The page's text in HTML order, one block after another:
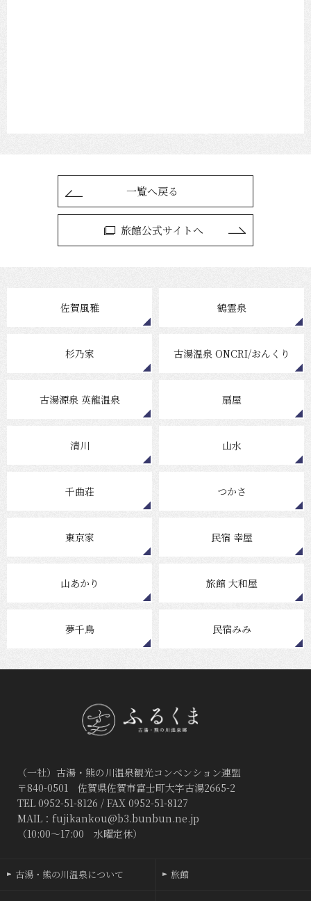
一覧へ戻る
旅館公式サイトへ
佐賀風雅 鶴霊泉
杉乃家 古湯温泉 ONCRI/おんくり
古湯源泉 英龍温泉 扇屋
清川 山水
千曲荘 つかさ
東京家 民宿 幸屋
山あかり 旅館 大和屋
夢千鳥 民宿みみ
（一社）古湯・熊の川温泉観光コンベンション連盟
〒840-0501 佐賀県佐賀市富士町大字古湯2665-2
TEL 0952-51-8126 / FAX 0952-51-8127
MAIL： fujikankou@b3.bunbun.ne.jp
（10:00〜17:00 水曜定休）
古湯・熊の川温泉について 旅館